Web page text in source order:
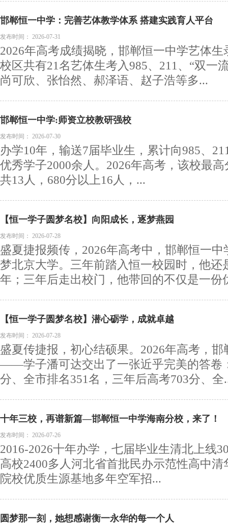
邯郸恒一中学：完善艺体教学体系 搭建实践育人平台
发布时间： 2026-07-31
2026年高考成绩揭晓，邯郸恒一中学艺体
校区共有21名艺体生考入985、211、“双一
尚可欣、张怡然、郝泽语、赵子浩等多...
邯郸恒一中学:师资立校教研强校
发布时间： 2026-07-30
办学10年，输送7届毕业生，累计向985、
优秀学子2000余人。2026年高考，该校最
共13人，680分以上16人，...
【恒一学子圆梦名校】向阳成长，逐梦燕园
发布时间： 2026-07-28
盛夏捷报频传，2026年高考中，邯郸恒一
梦北京大学。三年前踏入恒一校园时，他还
年；三年后走出校门，他带回的不仅是一份
【恒一学子圆梦名校】潜心砺学，成就卓越
发布时间： 2026-07-28
盛夏传捷报，初心结硕果。2026年高考，
——学子潘可达交出了一张近乎完美的答卷
分、全市排名351名，三年后高考703分、全
十年三校，再谱新篇—邯郸恒一中学海南分校，来了！
发布时间： 2026-07-26
2016-2026十年办学，七届毕业生清北上线
高校2400多人河北省首批民办示范性高中
院校优质生源基地多年空军招...
圆梦那一刻，她想感谢衡一永华的每一个人